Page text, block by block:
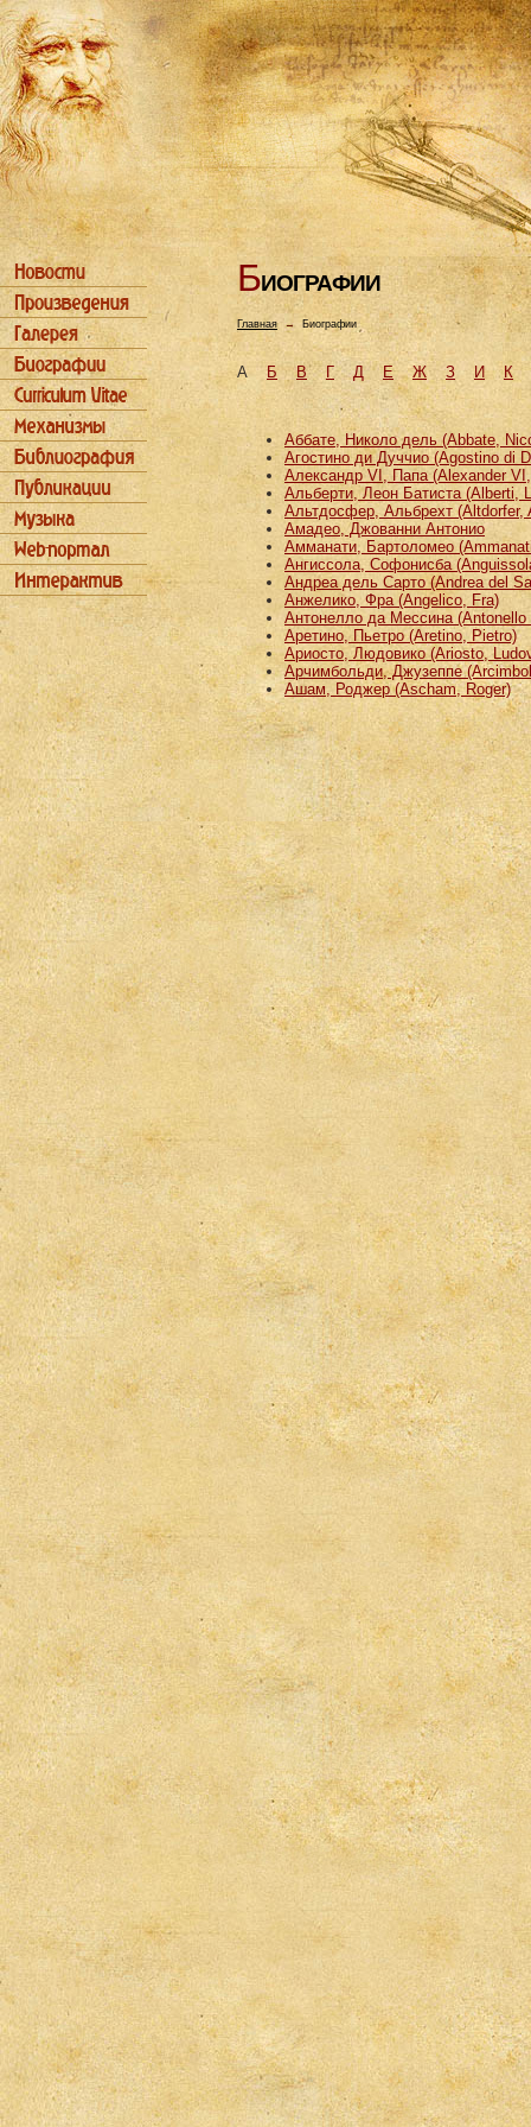
БИОГРАФИИ
Главная→ Биографии
АБ В Г Д Е Ж З И К
Аббате, Николо дель (Abbate,
Агостино ди Дуччио (Agostino di
Александр VI, Папа (Alexander
Альберти, Леон Батиста (Alberti,
Альтдосфер, Альбрехт (Altdorfer,
Амадео, Джованни Антонио
Амманати, Бартоломео
Ангиссола, Софонисба
Андреа дель Сарто (Andrea del
Анжелико, Фра (Angelico, Fra)
Антонелло да Мессина (Antonello
Аретино, Пьетро (Aretino, Pietro)
Ариосто, Людовико (Ariosto,
Арчимбольди, Джузеппе
Ашам, Роджер (Ascham, Roger)